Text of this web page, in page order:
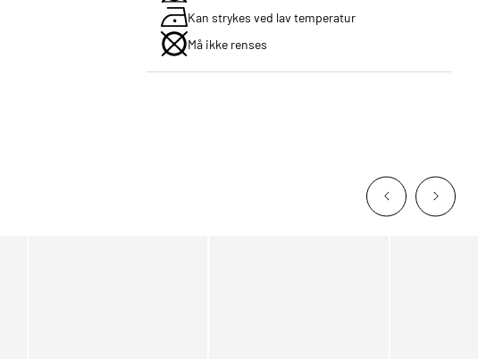
Kan strykes ved lav temperatur
Må ikke renses